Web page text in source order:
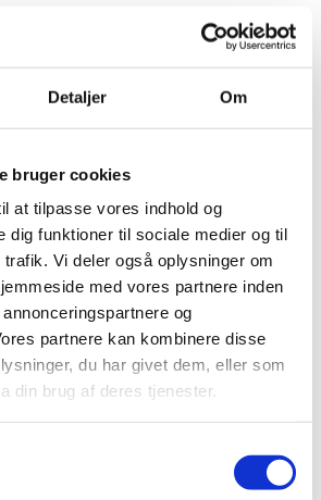
Detaljer Om
bruger cookies
at tilpasse vores indhold og
dig funktioner til sociale medier og til
Vi deler også oplysninger om
med vores partnere inden
og
partnere kan kombinere disse
du har givet dem, eller som
din brug af deres tjenester.
BOSTEDER
SMÅRUMSSKABE